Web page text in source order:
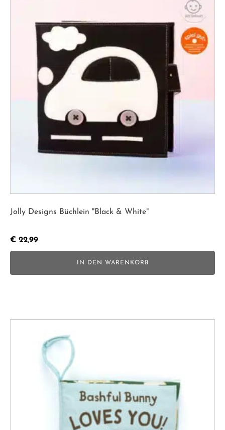
Jolly Designs Büchlein "Black & White"
€ 22,99
IN DEN WARENKORB